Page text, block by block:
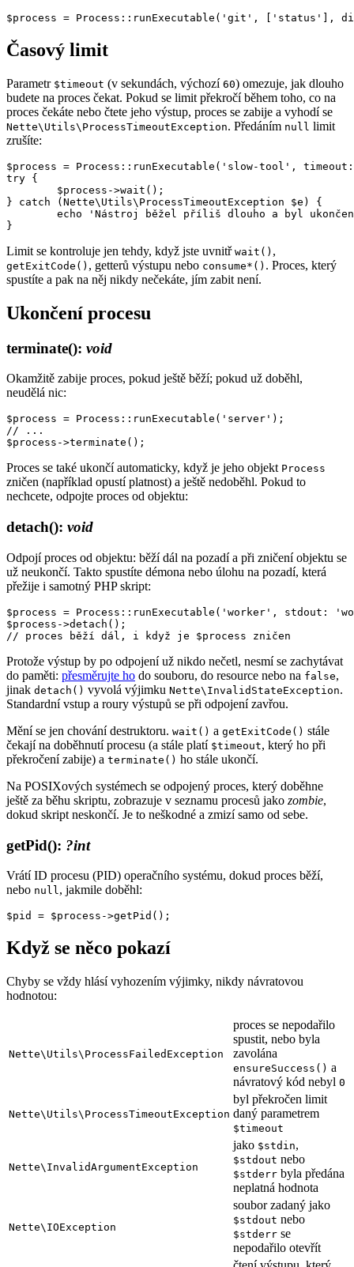
Časový limit
Parametr $timeout (v sekundách, výchozí 60) omezuje, jak dlouho
budete na proces čekat. Pokud se limit překročí během toho, co na
proces čekáte nebo čtete jeho výstup, proces se zabije a vyhodí se
Nette\Utils\ProcessTimeoutException. Předáním null limit
zrušíte:
$process = Process::runExecutable('slow-tool',
try {
} catch (Nette\Utils\ProcessTimeoutException $e) {
Limit se kontroluje jen tehdy, když jste uvnitř wait() ,
getExitCode() , getterů výstupu nebo consume*() . Proces, který
spustíte a pak na něj nikdy nečekáte, jím zabit není.
Ukončení procesu
terminate(): void
Okamžitě zabije proces, pokud ještě běží; pokud už doběhl,
neudělá nic:
$process = Process::runExecutable('server');
// ...
Proces se také ukončí automaticky, když je jeho objekt Process
zničen (například opustí platnost) a ještě nedoběhl. Pokud to
nechcete, odpojte proces od objektu:
detach(): void
Odpojí proces od objektu: běží dál na pozadí a při zničení objektu se
už neukončí. Takto spustíte démona nebo úlohu na pozadí, která
přežije i samotný PHP skript:
$process = Process::runExecutable('worker', stdout:
$process->detach();
Protože výstup by po odpojení už nikdo nečetl, nesmí se zachytávat
do paměti: přesměrujte ho do souboru, do resource nebo na false,
jinak detach() vyvolá výjimku Nette\InvalidStateException.
Standardní vstup a roury výstupů se při odpojení zavřou.
Mění se jen chování destruktoru. wait() a getExitCode() stále
čekají na doběhnutí procesu (a stále platí $timeout, který ho při
překročení zabije) a terminate() ho stále ukončí.
Na POSIXových systémech se odpojený proces, který doběhne
ještě za běhu skriptu, zobrazuje v seznamu procesů jako zombie,
dokud skript neskončí. Je to neškodné a zmizí samo od sebe.
getPid(): ?int
Vrátí ID procesu (PID) operačního systému, dokud proces běží,
nebo null, jakmile doběhl:
Když se něco pokazí
Chyby se vždy hlásí vyhozením výjimky, nikdy návratovou
hodnotou:
Nette\Utils\ProcessFailedException
proces se nepodařilo
spustit, nebo byla
zavolána
ensureSuccess() a
návratový kód nebyl 0
Nette\Utils\ProcessTimeoutException
byl překročen limit
daný parametrem
$timeout
Nette\InvalidArgumentException
jako $stdin,
$stdout nebo
$stderr byla předána
neplatná hodnota
Nette\IOException
soubor zadaný jako
$stdout nebo
$stderr se
nepodařilo otevřít